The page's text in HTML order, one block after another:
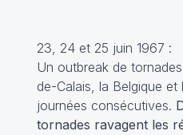
23, 24 et 25 juin 1967 :
Un outbreak de
de-Calais, la Belgique
journées consécutives.
tornades ravagent les